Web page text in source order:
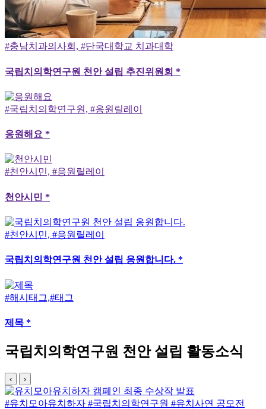
#충남치과의사회, #단국대학교 치과대학
국립치의학연구원 천안 설립 추진위원회 *
#국립치의학연구원, #응원릴레이
응원해요 *
#천안시민, #응원릴레이
천안시민 *
#천안시민, #응원릴레이
국립치의학연구원 천안 설립 응원합니다. *
#해시태그,#태그
제목 *
국립치의학연구원 천안 설립 활동소식
‹ ›
#유치모아유치하자 #국립치의학연구원 #유치사연 공모전